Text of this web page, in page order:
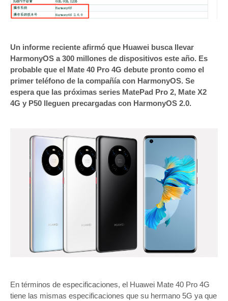
Un informe reciente afirmó que Huawei busca llevar
HarmonyOS a 300 millones de dispositivos este año. Es
probable que el Mate 40 Pro 4G debute pronto como el
primer teléfono de la compañía con HarmonyOS. Se
espera que las próximas series MatePad Pro 2, Mate X2
4G y P50 lleguen precargadas con HarmonyOS 2.0.
En términos de especificaciones, el Huawei Mate 40 Pro 4G
tiene las mismas especificaciones que su hermano 5G ya que